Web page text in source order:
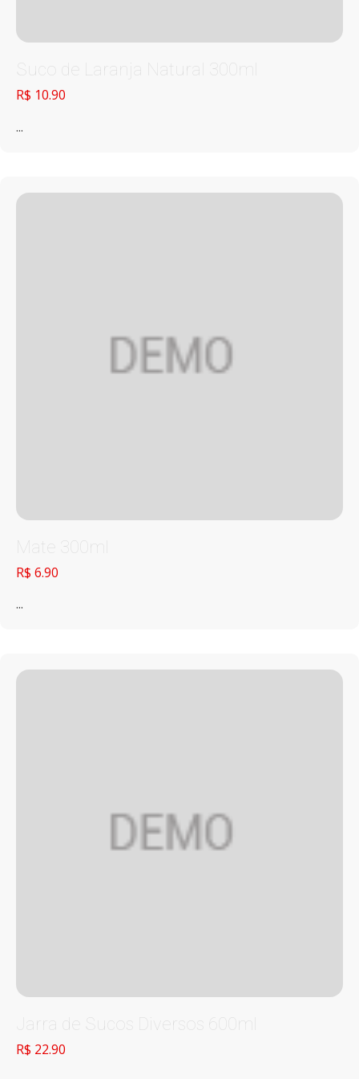
Suco de Laranja Natural 300ml
R$ 10.90
...
Mate 300ml
R$ 6.90
...
Jarra de Sucos Diversos 600ml
R$ 22.90